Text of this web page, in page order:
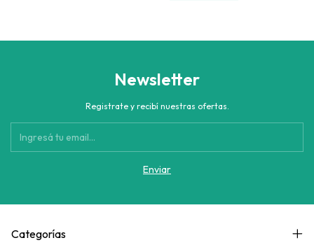
Newsletter
Registrate y recibí nuestras ofertas.
Categorías